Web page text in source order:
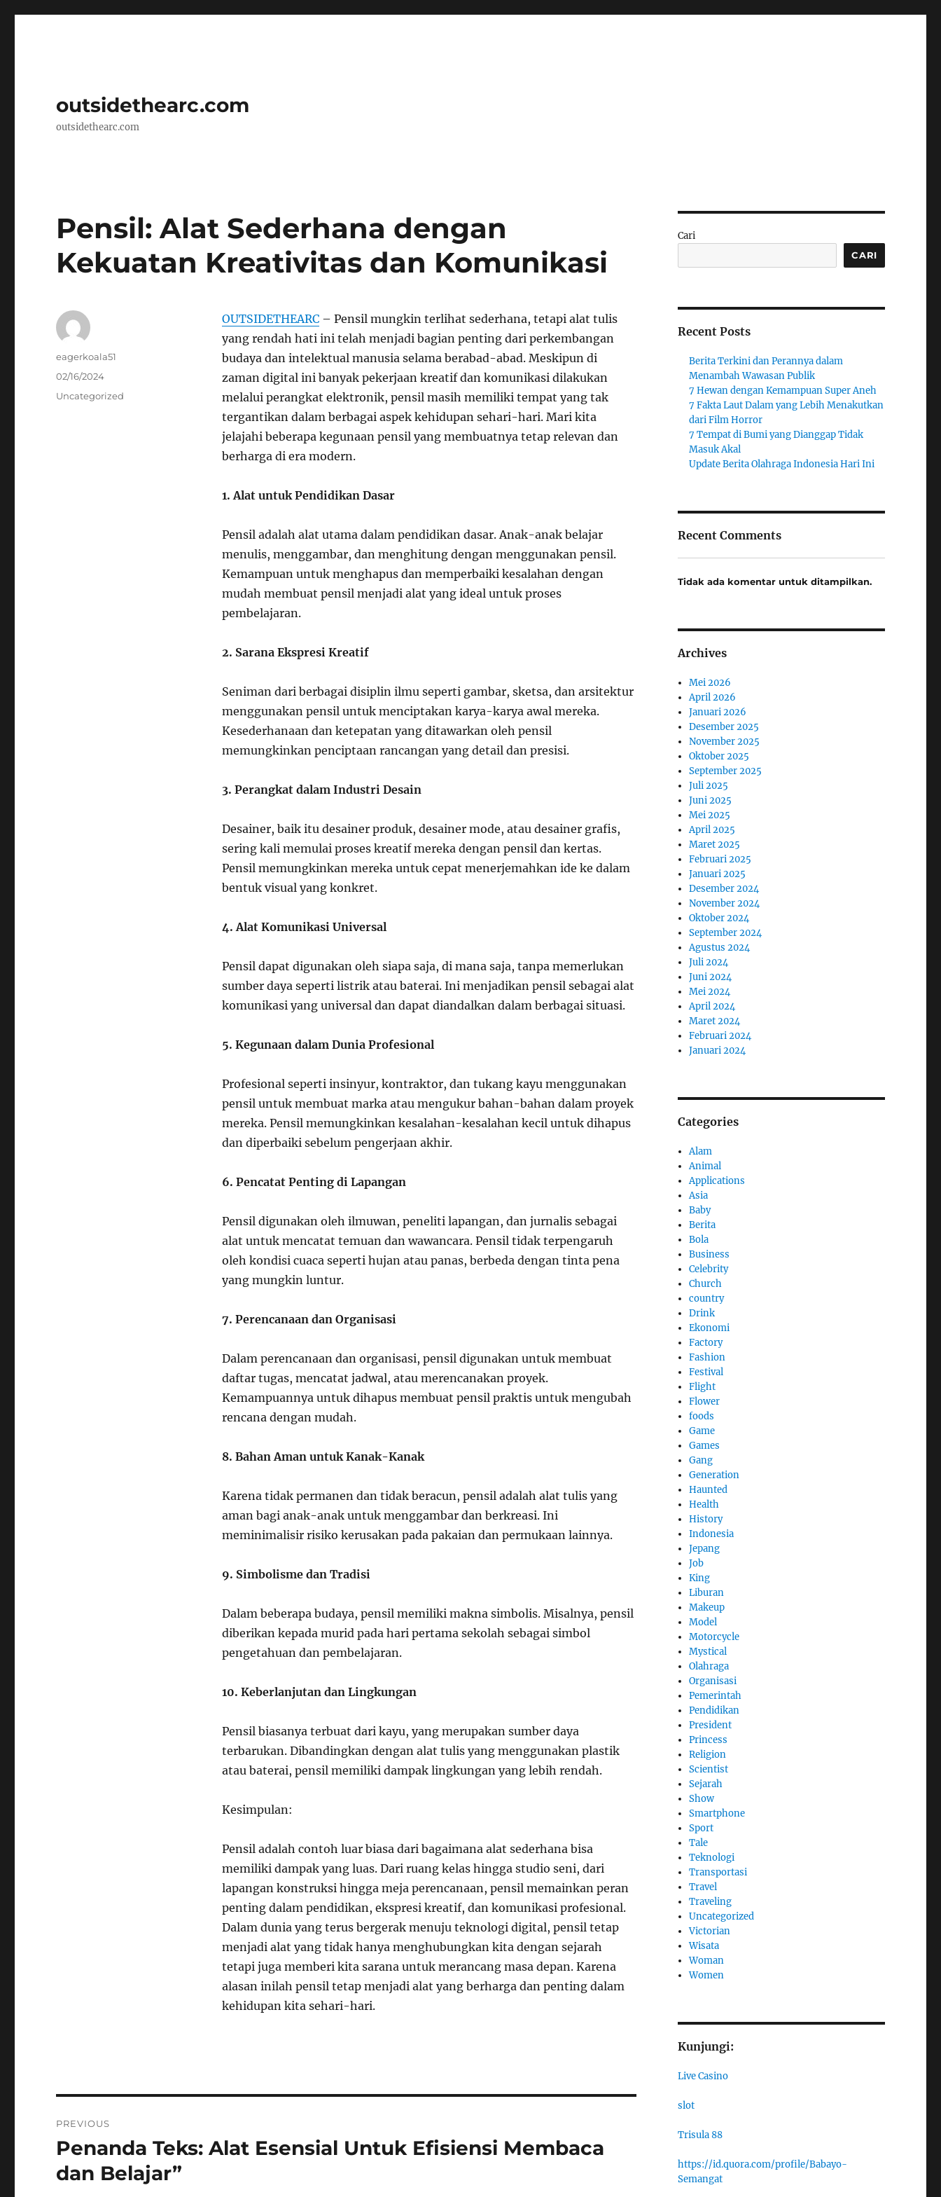
outsidethearc.com
outsidethearc.com
Pensil: Alat Sederhana dengan
Kekuatan Kreativitas dan Komunikasi
OUTSIDETHEARC– Pensil mungkin terlihat sederhana, tetapi alat tulis
yang rendah hati ini telah menjadi bagian penting dari perkembangan
budaya dan intelektual manusia selama berabad-abad. Meskipun di
zaman digital ini banyak pekerjaan kreatif dan komunikasi dilakukan
melalui perangkat elektronik, pensil masih memiliki tempat yang tak
tergantikan dalam berbagai aspek kehidupan sehari-hari. Mari kita
jelajahi beberapa kegunaan pensil yang membuatnya tetap relevan dan
berharga di era modern.
1. Alat untuk Pendidikan Dasar
Pensil adalah alat utama dalam pendidikan dasar. Anak-anak belajar
menulis, menggambar, dan menghitung dengan menggunakan pensil.
Kemampuan untuk menghapus dan memperbaiki kesalahan dengan
mudah membuat pensil menjadi alat yang ideal untuk proses
pembelajaran.
2. Sarana Ekspresi Kreatif
Seniman dari berbagai disiplin ilmu seperti gambar, sketsa, dan arsitektur
menggunakan pensil untuk menciptakan karya-karya awal mereka.
Kesederhanaan dan ketepatan yang ditawarkan oleh pensil
memungkinkan penciptaan rancangan yang detail dan presisi.
3. Perangkat dalam Industri Desain
Desainer, baik itu desainer produk, desainer mode, atau desainer grafis,
sering kali memulai proses kreatif mereka dengan pensil dan kertas.
Pensil memungkinkan mereka untuk cepat menerjemahkan ide ke dalam
bentuk visual yang konkret.
4. Alat Komunikasi Universal
Pensil dapat digunakan oleh siapa saja, di mana saja, tanpa memerlukan
sumber daya seperti listrik atau baterai. Ini menjadikan pensil sebagai alat
komunikasi yang universal dan dapat diandalkan dalam berbagai situasi.
5. Kegunaan dalam Dunia Profesional
Profesional seperti insinyur, kontraktor, dan tukang kayu menggunakan
pensil untuk membuat marka atau mengukur bahan-bahan dalam proyek
mereka. Pensil memungkinkan kesalahan-kesalahan kecil untuk dihapus
dan diperbaiki sebelum pengerjaan akhir.
6. Pencatat Penting di Lapangan
Pensil digunakan oleh ilmuwan, peneliti lapangan, dan jurnalis sebagai
alat untuk mencatat temuan dan wawancara. Pensil tidak terpengaruh
oleh kondisi cuaca seperti hujan atau panas, berbeda dengan tinta pena
yang mungkin luntur.
7. Perencanaan dan Organisasi
Dalam perencanaan dan organisasi, pensil digunakan untuk membuat
daftar tugas, mencatat jadwal, atau merencanakan proyek.
Kemampuannya untuk dihapus membuat pensil praktis untuk mengubah
rencana dengan mudah.
8. Bahan Aman untuk Kanak-Kanak
Karena tidak permanen dan tidak beracun, pensil adalah alat tulis yang
aman bagi anak-anak untuk menggambar dan berkreasi. Ini
meminimalisir risiko kerusakan pada pakaian dan permukaan lainnya.
9. Simbolisme dan Tradisi
Dalam beberapa budaya, pensil memiliki makna simbolis. Misalnya, pensil
diberikan kepada murid pada hari pertama sekolah sebagai simbol
pengetahuan dan pembelajaran.
10. Keberlanjutan dan Lingkungan
Pensil biasanya terbuat dari kayu, yang merupakan sumber daya
terbarukan. Dibandingkan dengan alat tulis yang menggunakan plastik
atau baterai, pensil memiliki dampak lingkungan yang lebih rendah.
Kesimpulan:
Pensil adalah contoh luar biasa dari bagaimana alat sederhana bisa
memiliki dampak yang luas. Dari ruang kelas hingga studio seni, dari
lapangan konstruksi hingga meja perencanaan, pensil memainkan peran
penting dalam pendidikan, ekspresi kreatif, dan komunikasi profesional.
Dalam dunia yang terus bergerak menuju teknologi digital, pensil tetap
menjadi alat yang tidak hanya menghubungkan kita dengan sejarah
tetapi juga memberi kita sarana untuk merancang masa depan. Karena
alasan inilah pensil tetap menjadi alat yang berharga dan penting dalam
kehidupan kita sehari-hari.
Author
eagerkoala51
Posted
02/16/2024
Categories
Uncategorized
pos
PREVIOUS
Previous
post:
Penanda Teks: Alat Esensial Untuk Efisiensi Membaca
dan Belajar”
Cari
CARI
Recent Posts
Berita Terkini dan Perannya dalam
Menambah Wawasan Publik
7 Hewan dengan Kemampuan Super Aneh
7 Fakta Laut Dalam yang Lebih Menakutkan
dari Film Horror
7 Tempat di Bumi yang Dianggap Tidak
Masuk Akal
Update Berita Olahraga Indonesia Hari Ini
Recent Comments
Tidak ada komentar untuk ditampilkan.
Archives
Mei 2026
April 2026
Januari 2026
Desember 2025
November 2025
Oktober 2025
September 2025
Juli 2025
Juni 2025
Mei 2025
April 2025
Maret 2025
Februari 2025
Januari 2025
Desember 2024
November 2024
Oktober 2024
September 2024
Agustus 2024
Juli 2024
Juni 2024
Mei 2024
April 2024
Maret 2024
Februari 2024
Januari 2024
Categories
Alam
Animal
Applications
Asia
Baby
Berita
Bola
Business
Celebrity
Church
country
Drink
Ekonomi
Factory
Fashion
Festival
Flight
Flower
foods
Game
Games
Gang
Generation
Haunted
Health
History
Indonesia
Jepang
Job
King
Liburan
Makeup
Model
Motorcycle
Mystical
Olahraga
Organisasi
Pemerintah
Pendidikan
President
Princess
Religion
Scientist
Sejarah
Show
Smartphone
Sport
Tale
Teknologi
Transportasi
Travel
Traveling
Uncategorized
Victorian
Wisata
Woman
Women
Kunjungi:
Live Casino
slot
Trisula 88
https://id.quora.com/profile/Babayo-
Semangat